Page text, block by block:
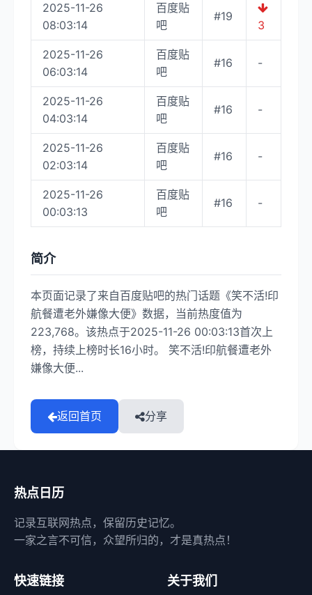
2025-11-26
08:03:14
百度贴
吧
#19
3
2025-11-26
06:03:14
百度贴
吧
#16 -
2025-11-26
04:03:14
百度贴
吧
#16 -
2025-11-26
02:03:14
百度贴
吧
#16 -
2025-11-26
00:03:13
百度贴
吧
#16 -
简介
本页面记录了来自百度贴吧的热门话题《笑不活!印
航餐遭老外嫌像大便》数据，当前热度值为
223,768。该热点于2025-11-26 00:03:13首次上
榜，持续上榜时长16小时。 笑不活!印航餐遭老外
嫌像大便...
返回首页 分享
热点日历
记录互联网热点，保留历史记忆。
一家之言不可信，众望所归的，才是真热点！
快速链接 关于我们